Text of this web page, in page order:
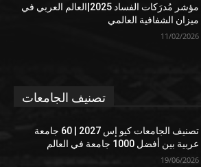
مؤشر مُدرَكات الفساد 2025|العالم العربي في
ميزان الشفافية العالمي
11/02/2026
تصنيف الجامعات
تصنيف الجامعات كيو إس 2027 | 60 جامعة
عربية بين أفضل 1000 جامعة في العالم
19/06/2026